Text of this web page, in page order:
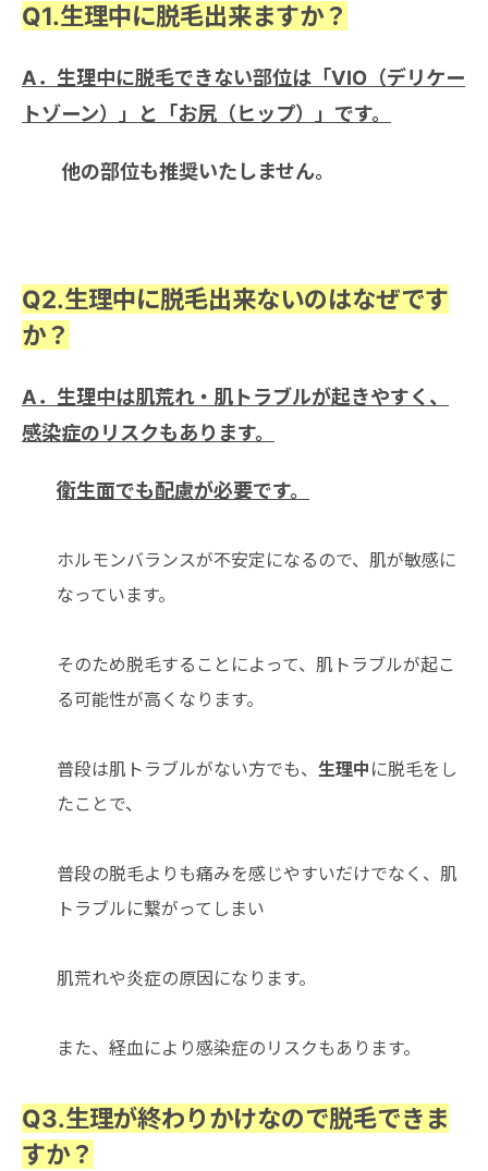
Q1.生理中に脱毛出来ますか？
A． 生理中に脱毛できない部位は「VIO（デリケー
トゾーン）」と 「お尻（ヒップ）」です。
他の部位も推奨いたしません。
Q2.生理中に脱毛出来ないのはなぜです
か？
A．生理中は肌荒れ・肌トラブルが起きやすく、
感染症のリスクもあります。
衛生面でも配慮が必要です。
ホルモンバランスが不安定になるので、肌が敏感に
なっています。
そのため脱毛することによって、肌トラブルが起こ
る可能性が高くなります。
普段は肌トラブルがない方でも、 生理中 に脱毛をし
たことで、
普段の脱毛よりも痛みを感じやすいだけでなく、肌
トラブルに繋がってしまい
肌荒れや炎症の原因になります。
また、経血により感染症のリスクもあります。
Q3.生理が終わりかけなので脱毛できま
すか？